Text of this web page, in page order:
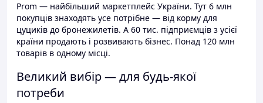
Prom — найбільший маркетплейс України. Тут 6 млн
покупців знаходять усе потрібне — від корму для
цуциків до бронежилетів. А 60 тис. підприємців з усієї
країни продають і розвивають бізнес. Понад 120 млн
товарів в одному місці.
Великий вибір — для будь-якої
потреби